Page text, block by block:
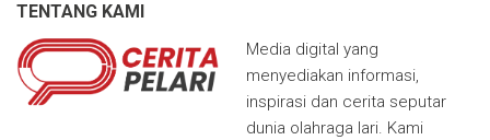
TENTANG KAMI
Media digital yang
menyediakan informasi,
inspirasi dan cerita seputar
dunia olahraga lari. Kami